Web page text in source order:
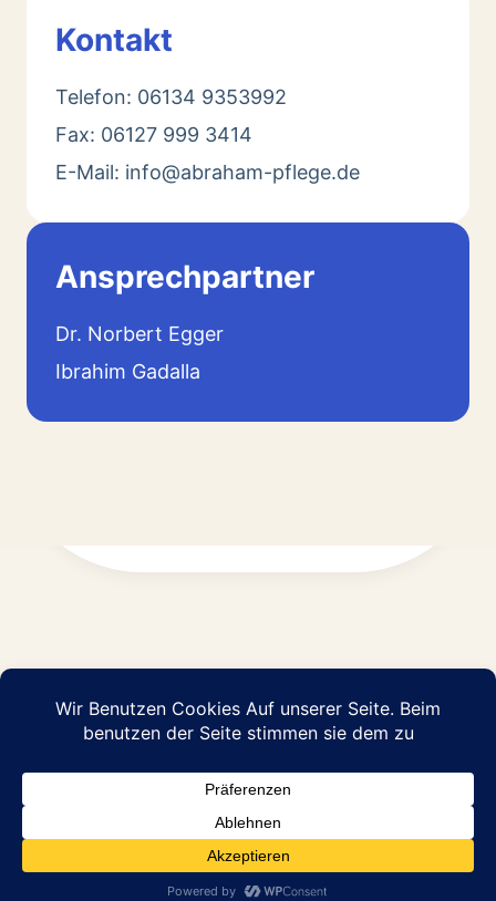
Kontakt
Telefon: 06134 9353992
Fax: 06127 999 3414
E-Mail: info@abraham-pflege.de
Ansprechpartner
Dr. Norbert Egger
Ibrahim Gadalla
© 2026 Abraham Pflege GmbH